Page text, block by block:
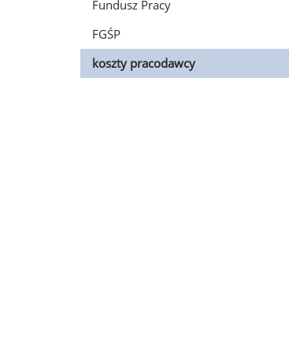
Fundusz Pracy
FGŚP
koszty pracodawcy